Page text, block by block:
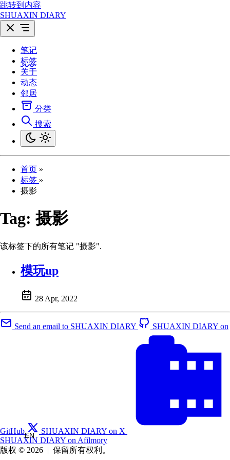
跳转到内容
SHUAXIN DIARY
笔记
标签
关于
动态
邻居
分类
搜索
首页 »
标签 »
摄影
Tag:摄影
该标签下的所有笔记 "摄影".
模玩up
28 Apr, 2022
Send an email to SHUAXIN DIARY SHUAXIN DIARY on
GitHub
SHUAXIN DIARY on X
SHUAXIN DIARY on Afilmory
版权 © 2026 | 保留所有权利。
EN